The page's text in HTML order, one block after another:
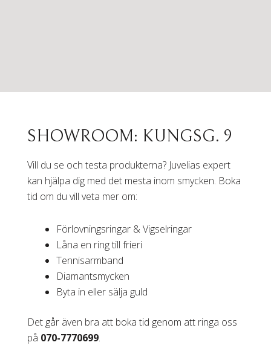
SHOWROOM: KUNGSG. 9
Vill du se och testa produkterna? Juvelias expert
kan hjälpa dig med det mesta inom smycken. Boka
tid om du vill veta mer om:
Förlovningsringar & Vigselringar
Låna en ring till frieri
Tennisarmband
Diamantsmycken
Byta in eller sälja guld
Det går även bra att boka tid genom att ringa oss
på 070-7770699.